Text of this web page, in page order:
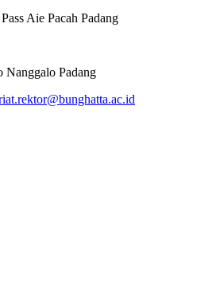
Aie Pacah Padang
Nanggalo Padang